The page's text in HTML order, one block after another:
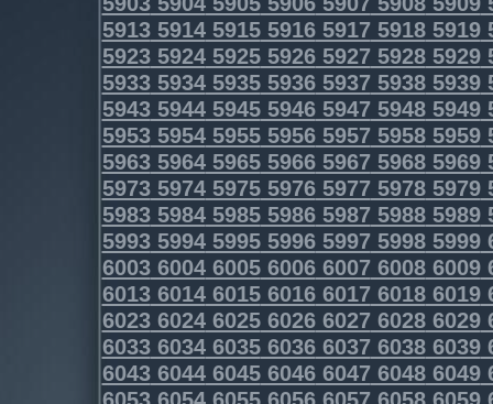
5913591459155916591759185919
5923592459255926592759285929
5933593459355936593759385939
5943594459455946594759485949
5953595459555956595759585959
5963596459655966596759685969
5973597459755976597759785979
5983598459855986598759885989
5993599459955996599759985999
6003600460056006600760086009
6013601460156016601760186019
6023602460256026602760286029
6033603460356036603760386039
6043604460456046604760486049